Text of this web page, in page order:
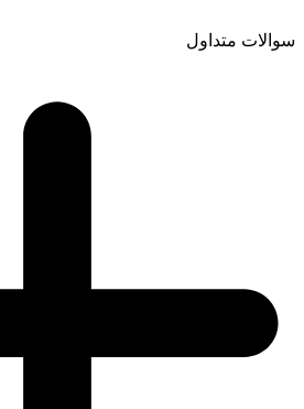
متداول